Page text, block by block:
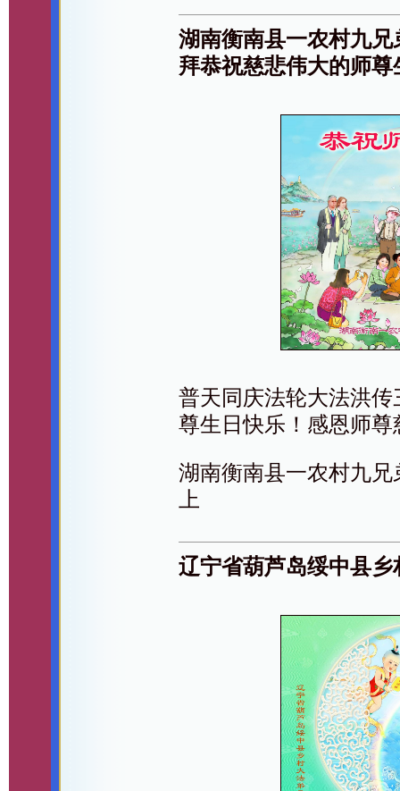
湖南衡南县一农村九
拜恭祝慈悲伟大的师尊
普天同庆法轮大法洪
尊生日快乐！感恩师尊
湖南衡南县一农村九
上
辽宁省葫芦岛绥中县